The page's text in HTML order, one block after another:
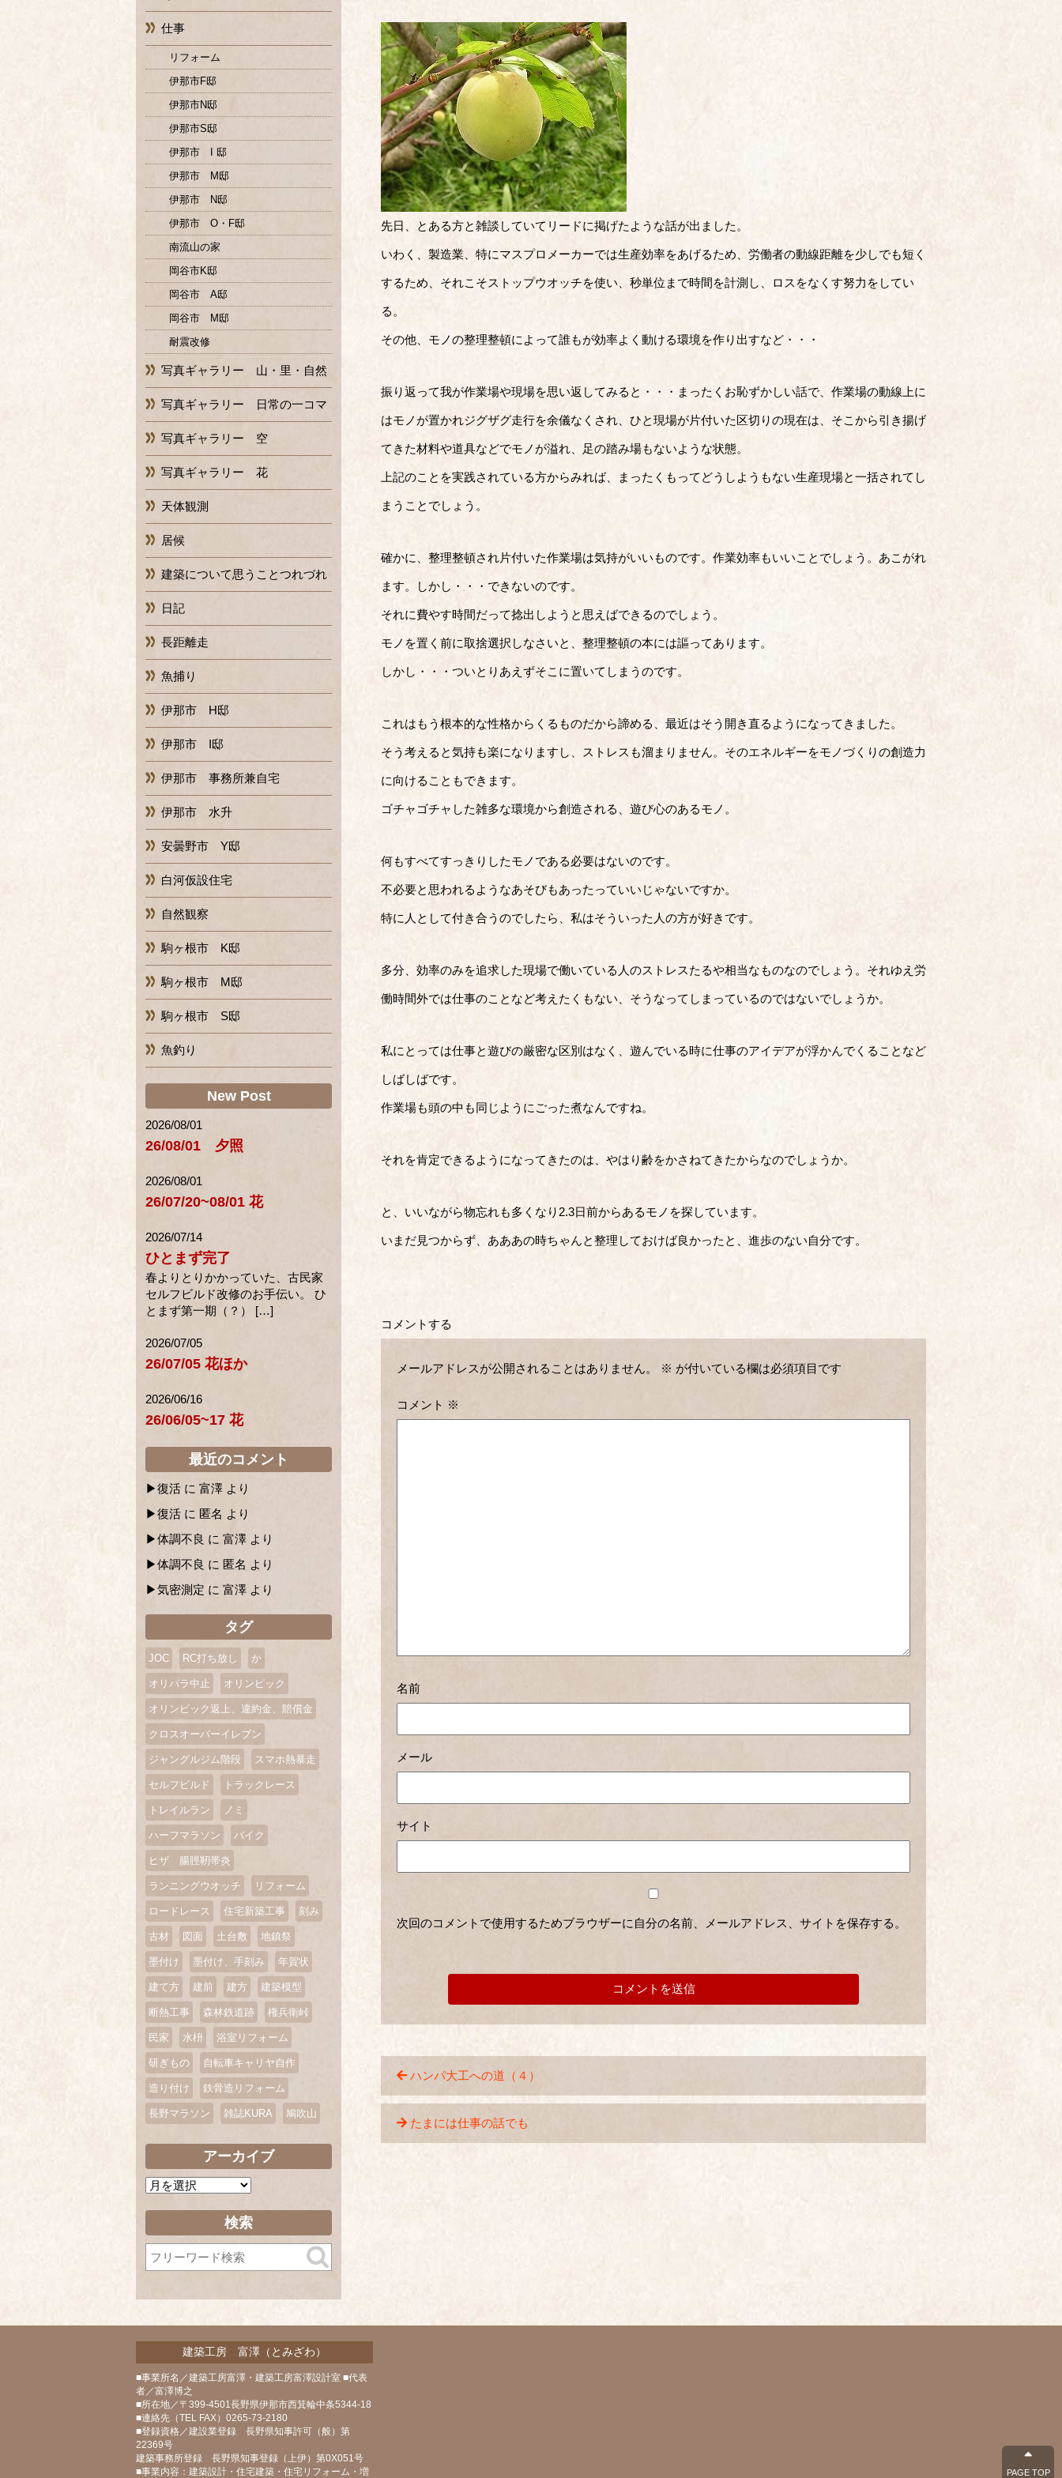
先日、とある方と雑談していてリードに掲げたような話が出ました。
いわく、製造業、特にマスプロメーカーでは生産効率をあげるため、労働者の動線距離を少しでも短く
するため、それこそストップウオッチを使い、秒単位まで時間を計測し、ロスをなくす努力をしてい
る。
その他、モノの整理整頓によって誰もが効率よく動ける環境を作り出すなど・・・
振り返って我が作業場や現場を思い返してみると・・・まったくお恥ずかしい話で、作業場の動線上に
はモノが置かれジグザグ走行を余儀なくされ、ひと現場が片付いた区切りの現在は、そこから引き揚げ
てきた材料や道具などでモノが溢れ、足の踏み場もないような状態。
上記のことを実践されている方からみれば、まったくもってどうしようもない生産現場と一括されてし
まうことでしょう。
確かに、整理整頓され片付いた作業場は気持がいいものです。作業効率もいいことでしょう。あこがれ
ます。しかし・・・できないのです。
それに費やす時間だって捻出しようと思えばできるのでしょう。
モノを置く前に取捨選択しなさいと、整理整頓の本には謳ってあります。
しかし・・・ついとりあえずそこに置いてしまうのです。
これはもう根本的な性格からくるものだから諦める、最近はそう開き直るようになってきました。
そう考えると気持も楽になりますし、ストレスも溜まりません。そのエネルギーをモノづくりの創造力
に向けることもできます。
ゴチャゴチャした雑多な環境から創造される、遊び心のあるモノ。
何もすべてすっきりしたモノである必要はないのです。
不必要と思われるようなあそびもあったっていいじゃないですか。
特に人として付き合うのでしたら、私はそういった人の方が好きです。
多分、効率のみを追求した現場で働いている人のストレスたるや相当なものなのでしょう。それゆえ労
働時間外では仕事のことなど考えたくもない、そうなってしまっているのではないでしょうか。
私にとっては仕事と遊びの厳密な区別はなく、遊んでいる時に仕事のアイデアが浮かんでくることなど
しばしばです。
作業場も頭の中も同じようにごった煮なんですね。
それを肯定できるようになってきたのは、やはり齢をかさねてきたからなのでしょうか。
と、いいながら物忘れも多くなり2.3日前からあるモノを探しています。
いまだ見つからず、あああの時ちゃんと整理しておけば良かったと、進歩のない自分です。
コメントする
メールアドレスが公開されることはありません。 ※ が付いている欄は必須項目です
コメント ※
名前
メール
サイト
次回のコメントで使用するためブラウザーに自分の名前、メールアドレス、サイトを保存する。
ハンパ大工への道（４）
たまには仕事の話でも
仕事
リフォーム
伊那市F邸
伊那市N邸
伊那市S邸
伊那市 I 邸
伊那市 M邸
伊那市 N邸
伊那市 O・F邸
南流山の家
岡谷市K邸
岡谷市 A邸
岡谷市 M邸
耐震改修
写真ギャラリー 山・里・自然
写真ギャラリー 日常の一コマ
写真ギャラリー 空
写真ギャラリー 花
天体観測
居候
建築について思うことつれづれ
日記
長距離走
魚捕り
伊那市 H邸
伊那市 I邸
伊那市 事務所兼自宅
伊那市 水升
安曇野市 Y邸
白河仮設住宅
自然観察
駒ヶ根市 K邸
駒ヶ根市 M邸
駒ヶ根市 S邸
魚釣り
New Post
2026/08/01
26/08/01 夕照
2026/08/01
26/07/20~08/01 花
2026/07/14
ひとまず完了
春よりとりかかっていた、古民家
セルフビルド改修のお手伝い。 ひ
とまず第一期（？） […]
2026/07/05
26/07/05 花ほか
2026/06/16
26/06/05~17 花
最近のコメント
復活 に 富澤 より
復活 に 匿名 より
体調不良 に 富澤 より
体調不良 に 匿名 より
気密測定 に 富澤 より
タグ
JOC RC打ち放し か
オリパラ中止 オリンピック
オリンピック返上、違約金、賠償金
クロスオーバーイレブン
ジャングルジム階段 スマホ熱暴走
セルフビルド トラックレース
トレイルラン ノミ
ハーフマラソン バイク
ヒザ 腸脛靭帯炎
ランニングウオッチ リフォーム
ロードレース 住宅新築工事 刻み
古材 図面 土台敷 地鎮祭
墨付け 墨付け、手刻み 年賀状
建て方 建前 建方 建築模型
断熱工事 森林鉄道跡 権兵衛峠
民家 水枡 浴室リフォーム
研ぎもの 自転車キャリヤ自作
造り付け 鉄骨造リフォーム
長野マラソン 雑誌KURA 鳩吹山
アーカイブ
ア
イ
ブ
検索
建築工房 富澤（とみざわ）
■事業所名／建築工房富澤・建築工房富澤設計室 ■代表
者／富澤博之
■所在地／〒399-4501長野県伊那市西箕輪中条5344-18
■連絡先（TEL FAX）0265-73-2180
■登録資格／建設業登録 長野県知事許可（般）第
22369号
建築事務所登録 長野県知事登録（上伊）第0X051号
■事業内容：建築設計・住宅建築・住宅リフォーム・増
PAGE TOP